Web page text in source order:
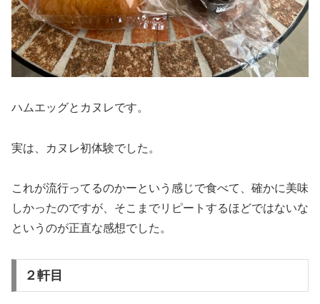
ハムエッグとカヌレです。
実は、カヌレ初体験でした。
これが流行ってるのかーという感じで食べて、確かに美味
しかったのですが、そこまでリピートするほどではないな
というのが正直な感想でした。
２軒目